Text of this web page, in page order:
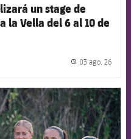
un stage de
la Vella del 6 al 10 de
03 ago. 26
Barcelona badge